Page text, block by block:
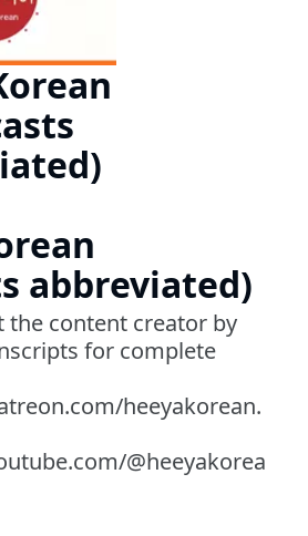
abbreviated)
the content creator by
for complete
heeyakorean.
@heeyakorea